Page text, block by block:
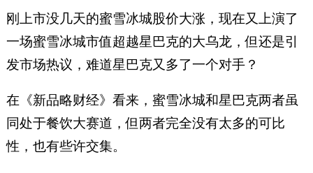
刚上市没几天的蜜雪冰城股价大涨，现在又上演了
一场蜜雪冰城市值超越星巴克的大乌龙，但还是引
发市场热议，难道星巴克又多了一个对手？
在《新品略财经》看来，蜜雪冰城和星巴克两者虽
同处于餐饮大赛道，但两者完全没有太多的可比
性，也有些许交集。